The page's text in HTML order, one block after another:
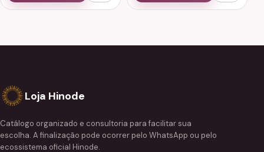
Loja Hinode
Catálogo organizado e consultoria para facilitar sua
escolha. A finalização pode ocorrer pelo WhatsApp ou pelo
ecossistema oficial Hinode.